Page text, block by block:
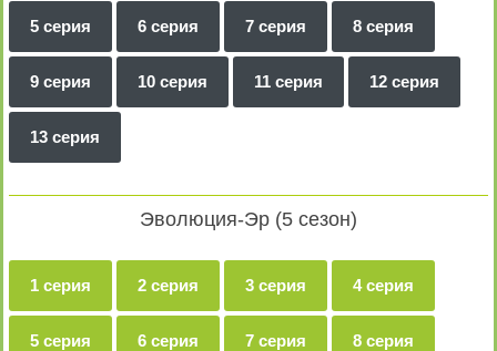
5 серия 6 серия 7 серия 8 серия
9 серия 10 серия 11 серия 12 серия
13 серия
Эволюция-Эр (5 сезон)
1 серия 2 серия 3 серия 4 серия
5 серия 6 серия 7 серия 8 серия